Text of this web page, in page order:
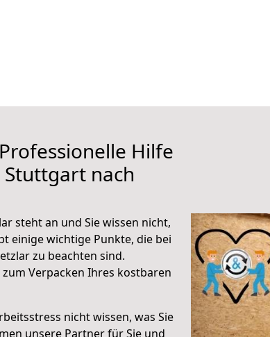
Hilfe
nach
steht an und Sie wissen nicht,
einige wichtige Punkte, die bei
zu beachten sind.
Verpacken Ihres kostbaren
nicht wissen, was Sie
unsere Partner für Sie und